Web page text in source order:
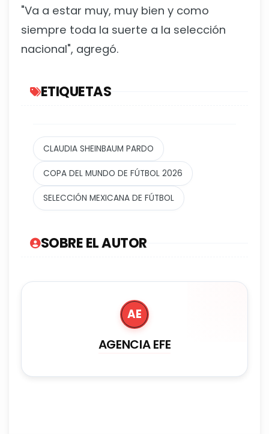
"Va a estar muy, muy bien y como
siempre toda la suerte a la selección
nacional", agregó.
ETIQUETAS
CLAUDIA SHEINBAUM PARDO
COPA DEL MUNDO DE FÚTBOL 2026
SELECCIÓN MEXICANA DE FÚTBOL
SOBRE EL AUTOR
AE
AGENCIA EFE